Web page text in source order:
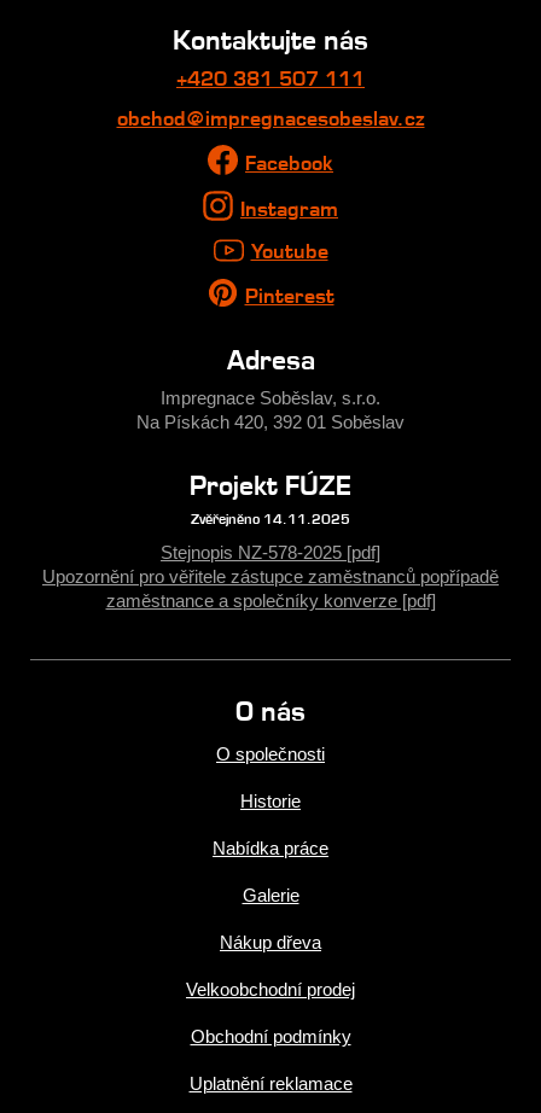
Kontaktujte nás
+420 381 507 111
obchod@impregnacesobeslav.cz
Facebook
Instagram
Youtube
Pinterest
Adresa
Impregnace Soběslav, s.r.o.
Na Pískách 420, 392 01 Soběslav
Projekt FÚZE
Zvěřejněno 14.11.2025
Stejnopis NZ-578-2025 [pdf]
Upozornění pro věřitele zástupce zaměstnanců popřípadě
zaměstnance a společníky konverze [pdf]
O nás
O společnosti
Historie
Nabídka práce
Galerie
Nákup dřeva
Velkoobchodní prodej
Obchodní podmínky
Uplatnění reklamace